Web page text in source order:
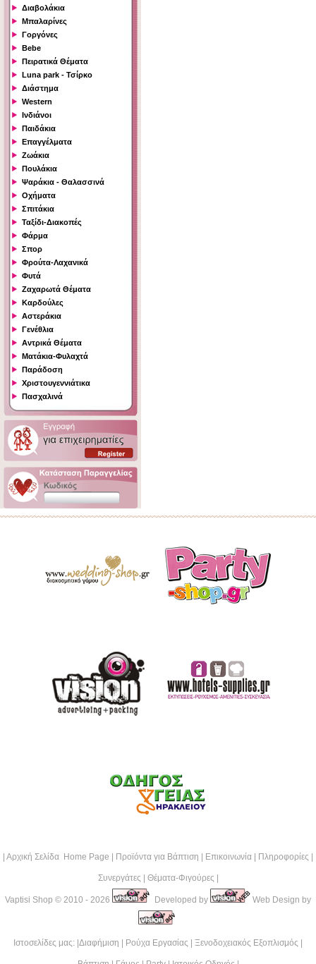
Διαβολάκια
Μπαλαρίνες
Γοργόνες
Bebe
Πειρατικά Θέματα
Luna park - Τσίρκο
Διάστημα
Western
Ινδιάνοι
Παιδάκια
Επαγγέλματα
Ζωάκια
Πουλάκια
Ψαράκια - Θαλασσινά
Οχήματα
Σπιτάκια
Ταξίδι-Διακοπές
Φάρμα
Σπορ
Φρούτα-Λαχανικά
Φυτά
Ζαχαρωτά Θέματα
Καρδούλες
Αστεράκια
Γενέθλια
Αντρικά Θέματα
Ματάκια-Φυλαχτά
Παράδοση
Χριστουγεννιάτικα
Πασχαλινά
Αρχική Σελίδα Home Page Προϊόντα για Βάπτιση Επικοινωνία Πληροφορίες
Συνεργάτες Θέματα-Φιγούρες
Vaptisi Shop © 2010 - 2026 Developed by Web Design by
Ιστοσελίδες μας: | Διαφήμιση Ρούχα Εργασίας Ξενοδοχειακός Εξοπλισμός